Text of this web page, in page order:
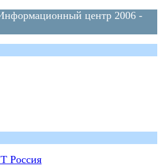
центр 2006 -
Россия